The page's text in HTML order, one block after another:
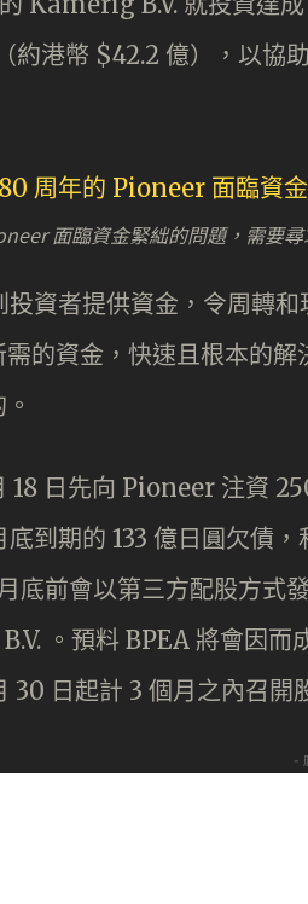
約港幣 $42.2 億），以協
面臨資金緊絀的問題，需要尋
資者提供資金，令周轉
的資金，快速且根本的
18 日先向 Pioneer 注資
到期的 133 億日圓欠債
底前會以第三方配股方式
。預料 BPEA 將會因
30 日起計 3 個月之內召開
-